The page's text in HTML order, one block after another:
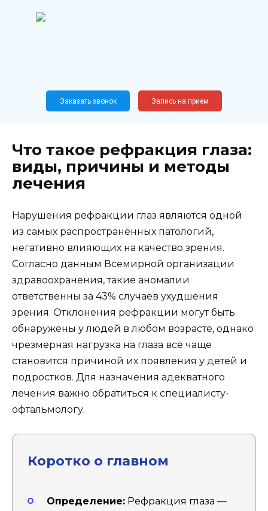
Новослободская, 62, к12
Заказать звонок Запись на прием
Что такое рефракция глаза:
виды, причины и методы
лечения
Нарушения рефракции глаз являются одной
из самых распространённых патологий,
негативно влияющих на качество зрения.
Согласно данным Всемирной организации
здравоохранения, такие аномалии
ответственны за 43% случаев ухудшения
зрения. Отклонения рефракции могут быть
обнаружены у людей в любом возрасте, однако
чрезмерная нагрузка на глаза всё чаще
становится причиной их появления у детей и
подростков. Для назначения адекватного
лечения важно обратиться к специалисту-
офтальмологу.
Коротко о главном
Определение: Рефракция глаза —